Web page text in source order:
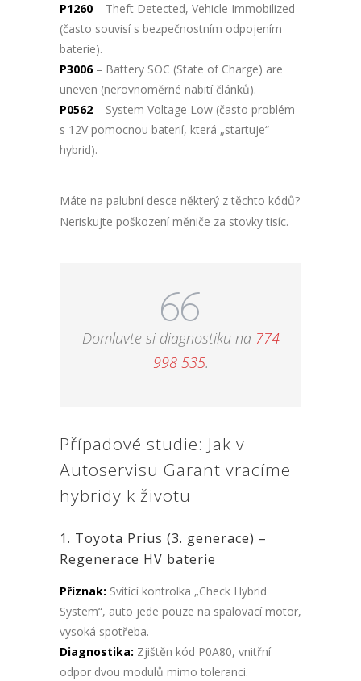
P1260 – Theft Detected, Vehicle Immobilized
(často souvisí s bezpečnostním odpojením
baterie).
P3006– Battery SOC (State of Charge) are
uneven (nerovnoměrné nabití článků).
P0562 – System Voltage Low (často problém
s 12V pomocnou baterií, která „startuje“
hybrid).
Máte na palubní desce některý z těchto kódů?
Neriskujte poškození měniče za stovky tisíc.
Domluvte si diagnostiku na 774
998 535.
Případové studie: Jak v
Autoservisu Garant vracíme
hybridy k životu
1. Toyota Prius (3. generace) –
Regenerace HV baterie
Příznak: Svítící kontrolka „Check Hybrid
System“, auto jede pouze na spalovací motor,
vysoká spotřeba.
Diagnostika: Zjištěn kód P0A80, vnitřní
odpor dvou modulů mimo toleranci.